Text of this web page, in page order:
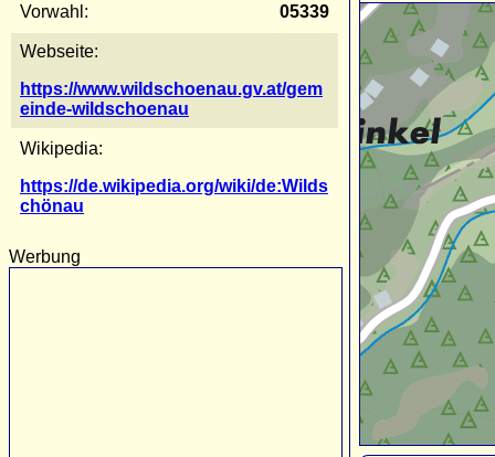
Vorwahl: 05339
Webseite:
https://www.wildschoenau.gv.at/gem
einde-wildschoenau
Wikipedia:
https://de.wikipedia.org/wiki/de:Wilds
chönau
Werbung